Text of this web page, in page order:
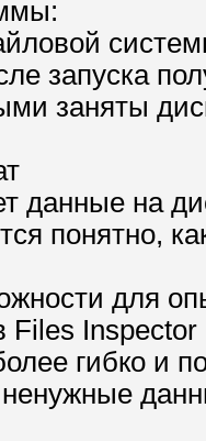
запуска
заняты
данные на
понятно,
для
Files
гибко и
ненужные